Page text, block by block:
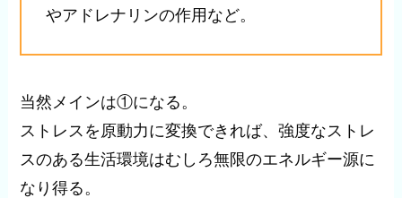
やアドレナリンの作用など。
当然メインは①になる。
ストレスを原動力に変換できれば、強度なストレ
スのある生活環境はむしろ無限のエネルギー源に
なり得る。